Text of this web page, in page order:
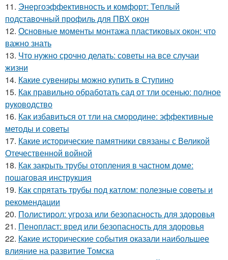
11. Энергоэффективность и комфорт: Теплый
подставочный профиль для ПВХ окон
12. Основные моменты монтажа пластиковых окон: что
важно знать
13. Что нужно срочно делать: советы на все случаи
жизни
14. Какие сувениры можно купить в Ступино
15. Как правильно обработать сад от тли осенью: полное
руководство
16. Как избавиться от тли на смородине: эффективные
методы и советы
17. Какие исторические памятники связаны с Великой
Отечественной войной
18. Как закрыть трубы отопления в частном доме:
пошаговая инструкция
19. Как спрятать трубы под катлом: полезные советы и
рекомендации
20. Полистирол: угроза или безопасность для здоровья
21. Пенопласт: вред или безопасность для здоровья
22. Какие исторические события оказали наибольшее
влияние на развитие Томска